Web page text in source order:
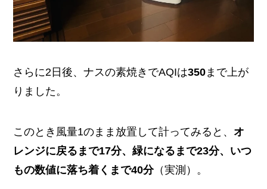
さらに2日後、ナスの素焼きでAQIは350まで上が
りました。
このとき風量1のまま放置して計ってみると、 オ
レンジに戻るまで17分、緑になるまで23分、いつ
もの数値に落ち着くまで40分（実測）。